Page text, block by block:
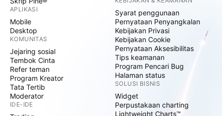
APLIKASI
Mobile
Desktop
KOMUNITAS
Jejaring sosial
Tembok Cinta
Refer teman
Program Kreator
Tata Tertib
Moderator
IDE-IDE
Syarat penggunaan
Pernyataan Penyangkalan
Kebijakan Privasi
Kebijakan Cookie
Pernyataan Aksesibilitas
Tips keamanan
Program Pencari Bug
Halaman status
SOLUSI BISNIS
Widget
Perpustakaan charting
Lightweight Charts™